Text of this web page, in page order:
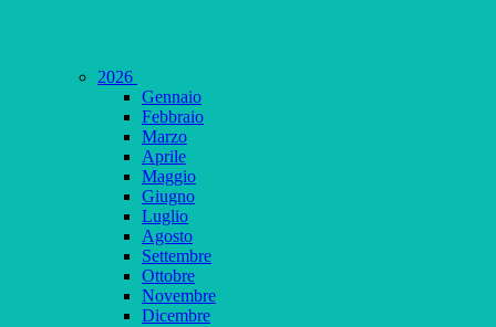
2026
Gennaio
Febbraio
Marzo
Aprile
Maggio
Giugno
Luglio
Agosto
Settembre
Ottobre
Novembre
Dicembre